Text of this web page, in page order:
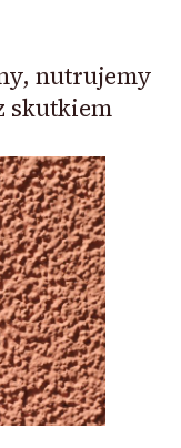
nutrujemy
skutkiem